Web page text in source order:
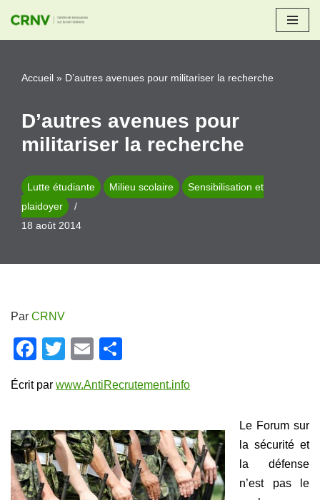
Aller
contenu
Accueil » D’autres avenues pour militariser la recherche
D’autres avenues pour
militariser la recherche
Lutte étudiante Milieu scolaire
Sensibilisation et
plaidoyer
18 août 2014
Par CRNV
F
c
b
o
o
T
tt
E
ail ta
er
Écrit par www.AntiRecrutement.info
Le Forum sur
la sécurité et
la défense
n’est pas le